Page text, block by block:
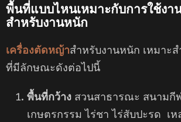
พื้นที่แบบไหนเหมาะกับการใช้งา
สำหรับงานหนัก
เครื่องตัดหญ้าสำหรับงานหนัก เหมาะ
ที่มีลักษณะดังต่อไปนี้
พื้นที่กว้าง สวนสาธารณะ สนามกี
เกษตรกรรม ไร่ชา ไร่สับปะรด เ